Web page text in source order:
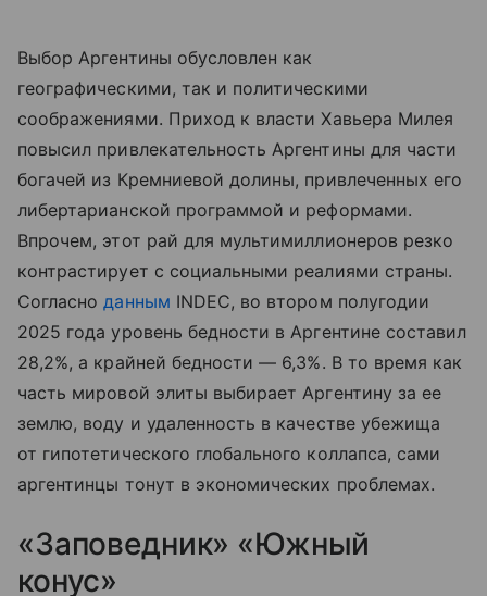
Выбор Аргентины обусловлен как
географическими, так и политическими
соображениями. Приход к власти Хавьера Милея
повысил привлекательность Аргентины для части
богачей из Кремниевой долины, привлеченных его
либертарианской программой и реформами.
Впрочем, этот рай для мультимиллионеров резко
контрастирует с социальными реалиями страны.
Согласноданным INDEC, во втором полугодии
2025 года уровень бедности в Аргентине составил
28,2%, а крайней бедности — 6,3%. В то время как
часть мировой элиты выбирает Аргентину за ее
землю, воду и удаленность в качестве убежища
от гипотетического глобального коллапса, сами
аргентинцы тонут в экономических проблемах.
«Заповедник» «Южный
конус»